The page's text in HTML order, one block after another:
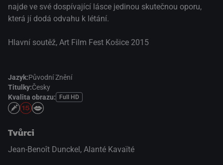
najde ve své dospívající lásce jedinou skutečnou oporu,
která jí dodá odvahu k létání.
Hlavní soutěž, Art Film Fest Košice 2015
Jazyk:Původní Znění
Titulky:Česky
Kvalita obrazu:
Full HD
Tvůrci
Jean-Benoît Dunckel, Alanté Kavaïté